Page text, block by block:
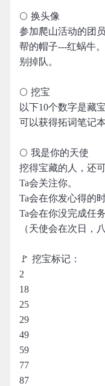
🌕 换头像
参加爬山活动的团
帮的帽子---红蜗牛。
别掉队。
🌕 挖宝
以下10个数字是藏
可以获得拓词笔记本
🌕 我是你的天使
挖得宝藏的人，还
Ta会关注你。
Ta会在你发心得的
Ta会在你没完成任
（天使会在次日，
🚩 挖宝标记：
2
18
25
29
49
59
77
87